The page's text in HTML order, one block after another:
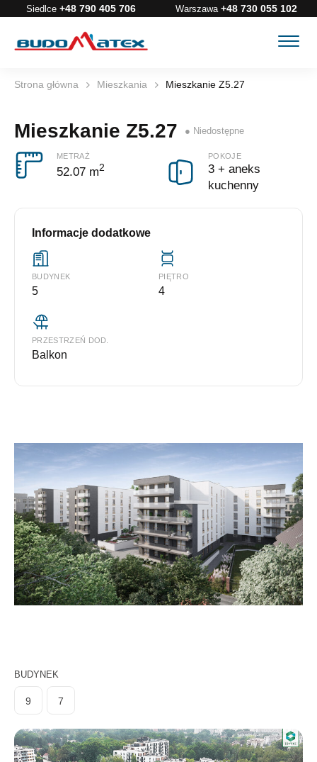
Siedlce +48 790 405 706 Warszawa +48 730 055 102
Strona główna Mieszkania Mieszkanie Z5.27
Mieszkanie Z5.27
METRAŻ
52.07 m2
POKOJE
3 + aneks
kuchenny
Informacje dodatkowe
BUDYNEK
5
PIĘTRO
4
PRZESTRZEŃ DOD.
Balkon
BUDYNEK
9 7